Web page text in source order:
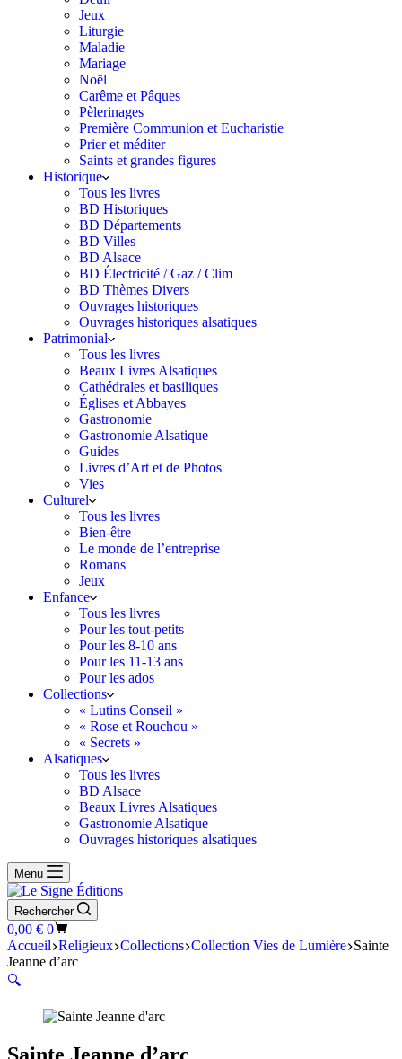
Jeux
Liturgie
Maladie
Mariage
Noël
Carême et Pâques
Pèlerinages
Première Communion et Eucharistie
Prier et méditer
Saints et grandes figures
Historique
Tous les livres
BD Historiques
BD Départements
BD Villes
BD Alsace
BD Électricité / Gaz / Clim
BD Thèmes Divers
Ouvrages historiques
Ouvrages historiques alsatiques
Patrimonial
Tous les livres
Beaux Livres Alsatiques
Cathédrales et basiliques
Églises et Abbayes
Gastronomie
Gastronomie Alsatique
Guides
Livres d’Art et de Photos
Vies
Culturel
Tous les livres
Bien-être
Le monde de l’entreprise
Romans
Jeux
Enfance
Tous les livres
Pour les tout-petits
Pour les 8-10 ans
Pour les 11-13 ans
Pour les ados
Collections
« Lutins Conseil »
« Rose et Rouchou »
« Secrets »
Alsatiques
Tous les livres
BD Alsace
Beaux Livres Alsatiques
Gastronomie Alsatique
Ouvrages historiques alsatiques
Menu
Rechercher
Panier
d’achat
0,00 € 0
Accueil Religieux Collections Collection Vies de Lumière Sainte
Jeanne d’arc
🔍